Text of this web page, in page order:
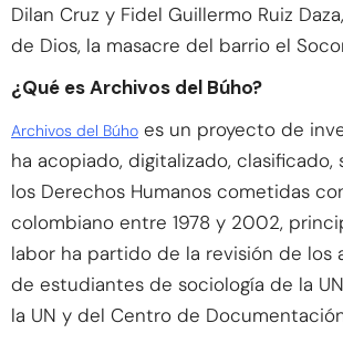
Dilan Cruz y Fidel Guillermo Ruiz
de Dios, la masacre del barrio el
¿Qué es Archivos del Búho?
Archivos del Búho es un proyecto de
ha acopiado, digitalizado,
los Derechos Humanos cometidas
colombiano entre 1978 y 2002,
labor ha partido de la revisión de
de estudiantes de sociología de la
la UN y del Centro de